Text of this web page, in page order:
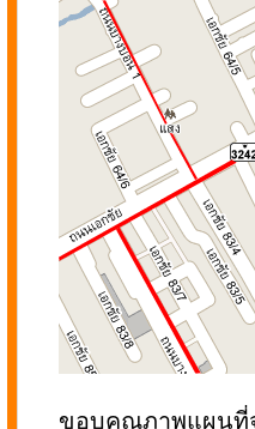
ขอบคุณภาพแผนที่